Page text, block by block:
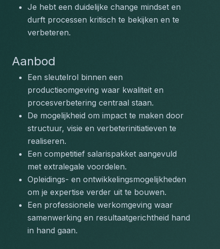
Je hebt een duidelijke change mindset en
durft processen kritisch te bekijken en te
verbeteren.
Aanbod
Een sleutelrol binnen een
productieomgeving waar kwaliteit en
procesverbetering centraal staan.
De mogelijkheid om impact te maken door
structuur, visie en verbeterinitiatieven te
realiseren.
Een competitief salarispakket aangevuld
met extralegale voordelen.
Opleidings- en ontwikkelingsmogelijkheden
om je expertise verder uit te bouwen.
Een professionele werkomgeving waar
samenwerking en resultaatgerichtheid hand
in hand gaan.